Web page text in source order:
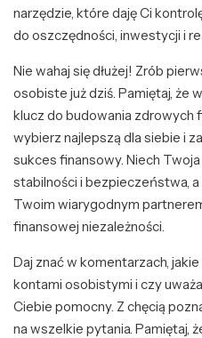
narzędzie, które daję Ci
do oszczędności, inwestycji i
Nie wahaj się dłużej! Zrób
osobiste już dziś. Pamiętaj, że
klucz do budowania zdrowych
wybierz najlepszą dla siebie i
sukces finansowy. Niech
stabilności i bezpieczeństwa,
Twoim wiarygodnym
finansowej niezależności.
Daj znać w komentarzach,
kontami osobistymi i czy
Ciebie pomocny. Z chęcią
na wszelkie pytania. Pamiętaj,